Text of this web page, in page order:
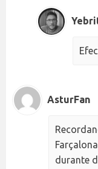
AsturFan
durante